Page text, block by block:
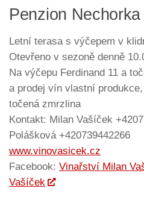
Penzion Nechorka
Letní terasa s výčepem v
Otevřeno v sezoně denně
Na výčepu Ferdinand 11 a
a prodej vín vlastní
točená zmrzlina
Kontakt: Milan Vašíček
Polášková +420739442266
www.vinovasicek.cz
Facebook: Vinařství Milan
Vašíček